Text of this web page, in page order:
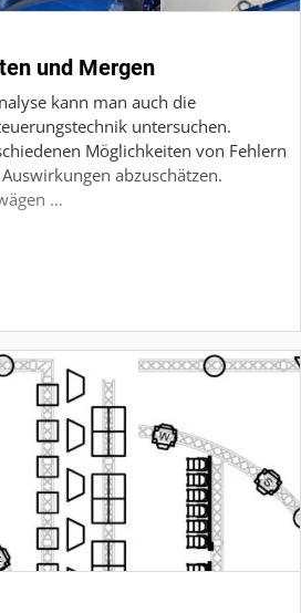
und Mergen
kann man auch die
untersuchen.
Möglichkeiten von Fehlern
abzuschätzen.
…